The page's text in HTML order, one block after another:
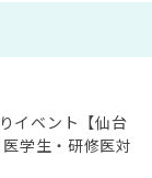
イベント【仙台
学生・研修医対